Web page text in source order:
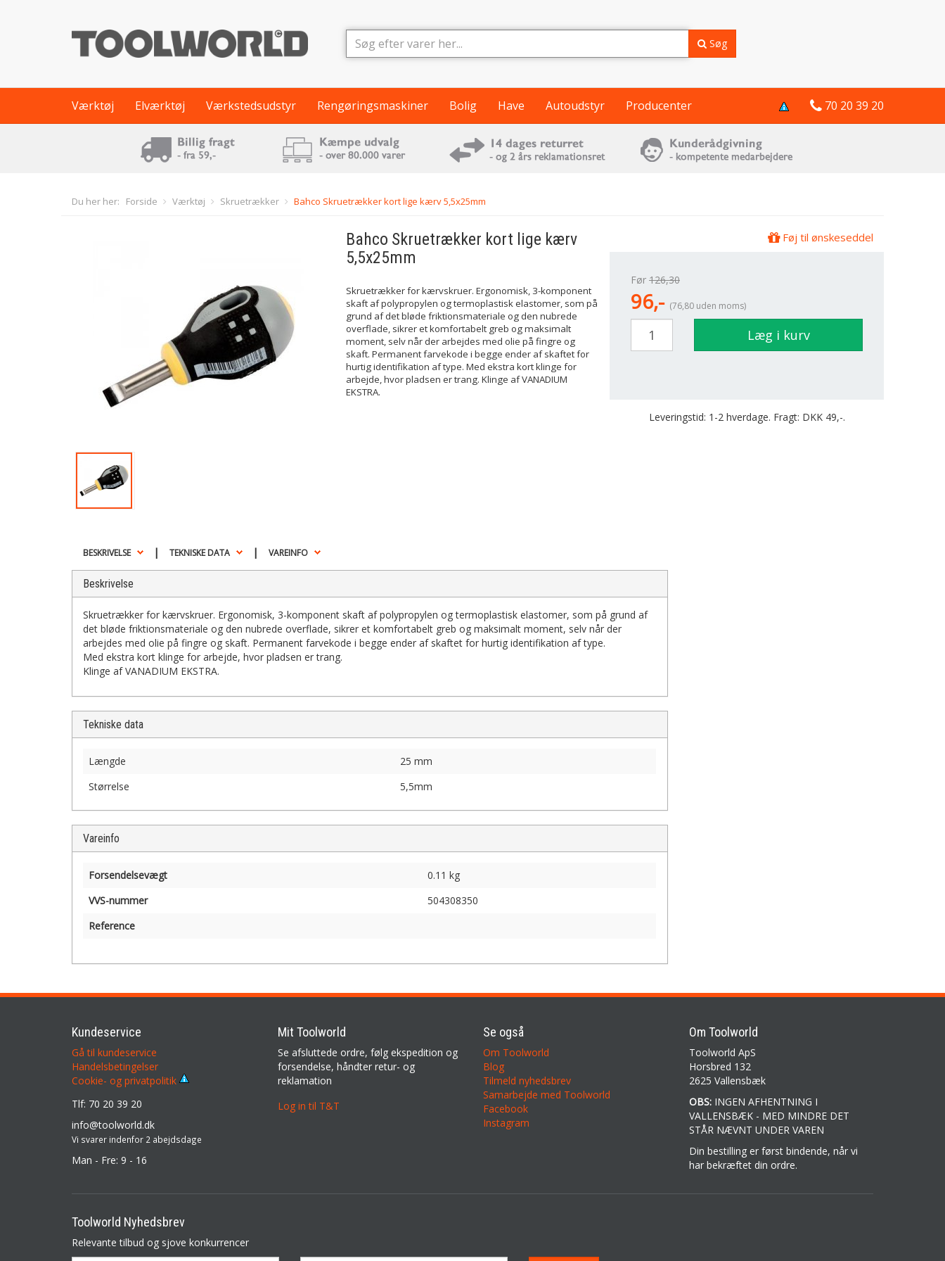
Søg
Værktøj Elværktøj Værkstedsudstyr Rengøringsmaskiner Bolig Have Autoudstyr Producenter 70 20 39 20
Du her her: Forside Værktøj Skruetrækker Bahco Skruetrækker kort lige kærv 5,5x25mm
Bahco Skruetrækker kort lige kærv
5,5x25mm
Skruetrækker for kærvskruer. Ergonomisk, 3-komponent
skaft af polypropylen og termoplastisk elastomer, som på
grund af det bløde friktionsmateriale og den nubrede
overflade, sikrer et komfortabelt greb og maksimalt
moment, selv når der arbejdes med olie på fingre og
skaft. Permanent farvekode i begge ender af skaftet for
hurtig identifikation af type. Med ekstra kort klinge for
arbejde, hvor pladsen er trang. Klinge af VANADIUM
EKSTRA.
Føj til ønskeseddel
Før 126,30
96,- (76,80 uden moms)
Læg i kurv
Leveringstid: 1-2 hverdage. Fragt: DKK 49,-.
BESKRIVELSE | TEKNISKE DATA | VAREINFO
Beskrivelse
Skruetrækker for kærvskruer. Ergonomisk, 3-komponent skaft af polypropylen og termoplastisk elastomer, som på grund af
det bløde friktionsmateriale og den nubrede overflade, sikrer et komfortabelt greb og maksimalt moment, selv når der
arbejdes med olie på fingre og skaft. Permanent farvekode i begge ender af skaftet for hurtig identifikation af type.
Med ekstra kort klinge for arbejde, hvor pladsen er trang.
Klinge af VANADIUM EKSTRA.
Tekniske data
Længde
25 mm
Størrelse
5,5mm
Vareinfo
Forsendelsevægt
0.11 kg
VVS-nummer
504308350
Reference
Kundeservice
Gå til kundeservice
Handelsbetingelser
Cookie- og privatpolitik
Tlf: 70 20 39 20
info@toolworld.dk
Vi svarer indenfor 2 abejdsdage
Man - Fre: 9 - 16
Mit Toolworld
Se afsluttede ordre, følg ekspedition og
forsendelse, håndter retur- og
reklamation
Log in til T&T
Se også
Om Toolworld
Blog
Tilmeld nyhedsbrev
Samarbejde med Toolworld
Facebook
Instagram
Om Toolworld
Toolworld ApS
Horsbred 132
2625 Vallensbæk
OBS:INGEN AFHENTNING I
VALLENSBÆK - MED MINDRE DET
STÅR NÆVNT UNDER VAREN
Din bestilling er først bindende, når vi
har bekræftet din ordre.
Toolworld Nyhedsbrev
Relevante tilbud og sjove konkurrencer